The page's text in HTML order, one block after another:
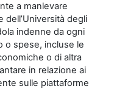
a manlevare
degli
indenne da ogni
o spese, incluse le
o di altra
in relazione ai
sulle piattaforme